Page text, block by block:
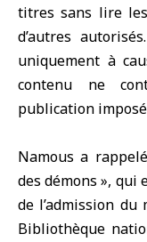
titres sans lire
d’autres
uniquement à
contenu ne
publication
Namous a
des démons », qui
de l’admission
Bibliothèque